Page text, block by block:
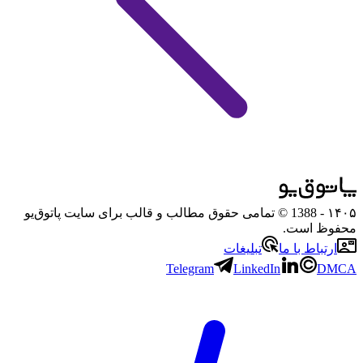
۱۴۰۵
- 1388 © تمامی حقوق مطالب و قالب برای سایت پاتوق‌یو
محفوظ است.
ارتباط با ما
تبلیغات
Telegram
LinkedIn DMCA